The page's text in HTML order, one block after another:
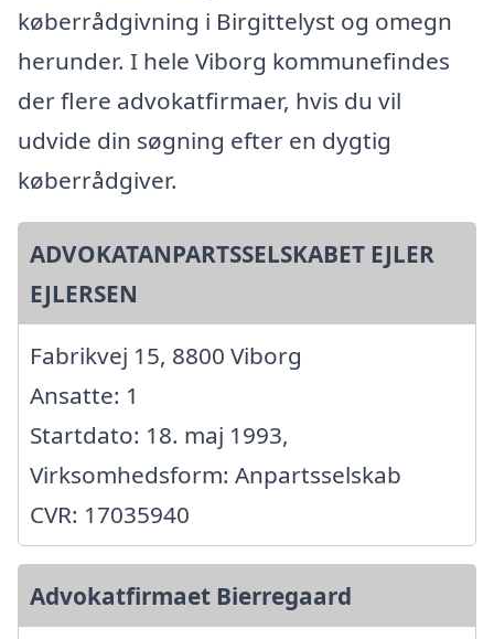
køberrådgivning i Birgittelyst og omegn
herunder. I hele Viborg kommunefindes
der flere advokatfirmaer, hvis du vil
udvide din søgning efter en dygtig
køberrådgiver.
ADVOKATANPARTSSELSKABET EJLER
EJLERSEN
Fabrikvej 15, 8800 Viborg
Ansatte: 1
Startdato: 18. maj 1993,
Virksomhedsform: Anpartsselskab
CVR: 17035940
Advokatfirmaet Bierregaard